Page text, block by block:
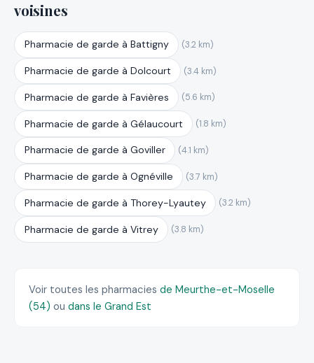
voisines
Pharmacie de garde à Battigny (3.2 km)
Pharmacie de garde à Dolcourt (3.4 km)
Pharmacie de garde à Favières (5.6 km)
Pharmacie de garde à Gélaucourt (1.8 km)
Pharmacie de garde à Goviller (4.1 km)
Pharmacie de garde à Ognéville (3.7 km)
Pharmacie de garde à Thorey-Lyautey (3.2 km)
Pharmacie de garde à Vitrey (3.8 km)
Voir toutes les pharmacies de Meurthe-et-Moselle
(54) ou dans le Grand Est